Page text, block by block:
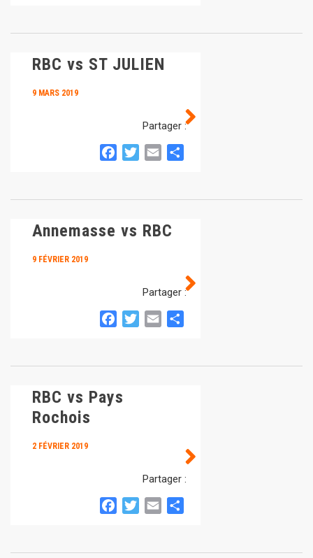
RBC vs ST JULIEN
9 MARS 2019
Partager :
FacebookTwitterEmail
Annemasse vs RBC
9 FÉVRIER 2019
Partager :
FacebookTwitterEmail
RBC vs Pays
Rochois
2 FÉVRIER 2019
Partager :
FacebookTwitterEmail